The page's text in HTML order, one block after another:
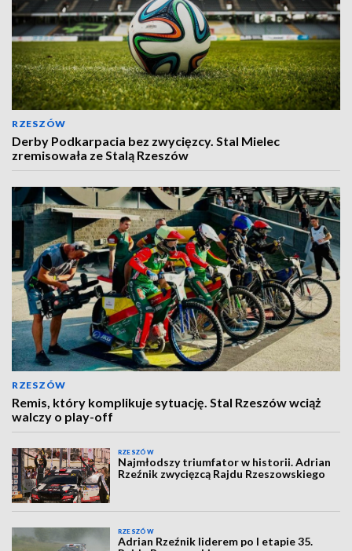
RZESZÓW
Derby Podkarpacia bez zwycięzcy. Stal Mielec
zremisowała ze Stalą Rzeszów
RZESZÓW
Remis, który komplikuje sytuację. Stal Rzeszów wciąż
walczy o play-off
RZESZÓW
Najmłodszy triumfator w historii. Adrian
Rzeźnik zwycięzcą Rajdu Rzeszowskiego
RZESZÓW
Adrian Rzeźnik liderem po I etapie 35.